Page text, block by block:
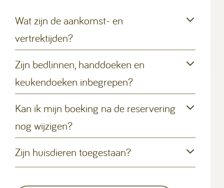
Wat zijn de aankomst- en
vertrektijden?
Zijn bedlinnen, handdoeken en
keukendoeken inbegrepen?
Kan ik mijn boeking na de reservering
nog wijzigen?
Zijn huisdieren toegestaan?